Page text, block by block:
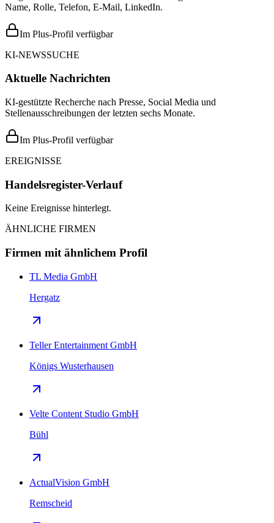
Name, Rolle, Telefon, E-Mail, LinkedIn.
Im Plus-Profil verfügbar
KI-NEWSSUCHE
Aktuelle Nachrichten
KI-gestützte Recherche nach Presse, Social Media und
Stellenausschreibungen der letzten sechs Monate.
Im Plus-Profil verfügbar
EREIGNISSE
Handelsregister-Verlauf
Keine Ereignisse hinterlegt.
ÄHNLICHE FIRMEN
Firmen mit ähnlichem Profil
TL Media GmbH
Hergatz
Teller Entertainment GmbH
Königs Wusterhausen
Velte Content Studio GmbH
Bühl
ActualVision GmbH
Remscheid